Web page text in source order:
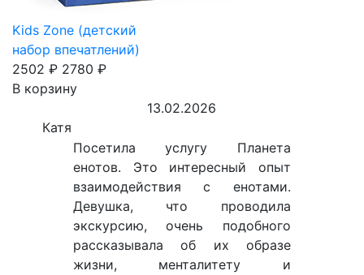
Kids Zone (детский
набор впечатлений)
2502 ₽ 2780 ₽
В корзину
13.02.2026
Катя
Посетила услугу Планета
енотов. Это интересный опыт
взаимодействия с енотами.
Девушка, что проводила
экскурсию, очень подобного
рассказывала об их образе
жизни, менталитету и